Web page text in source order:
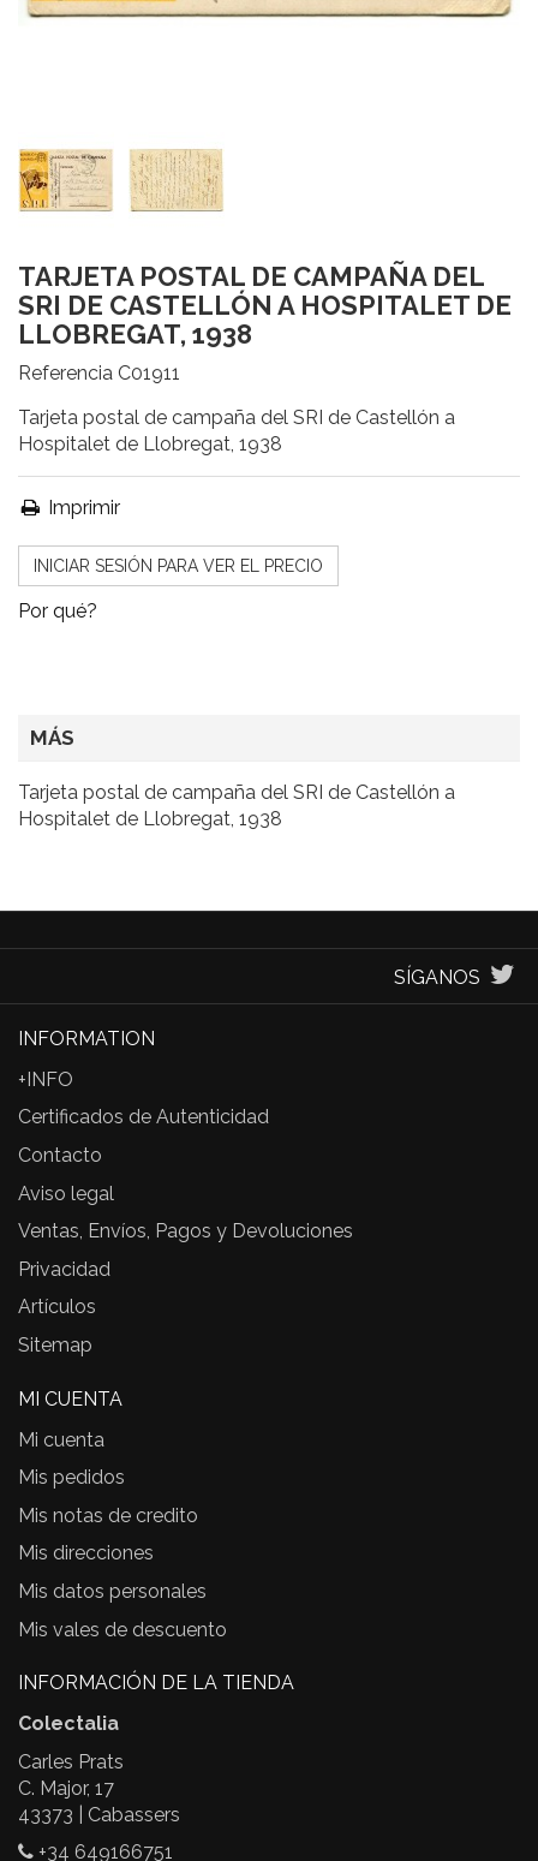
TARJETA POSTAL DE CAMPAÑA DEL
SRI DE CASTELLÓN A HOSPITALET DE
LLOBREGAT, 1938
Referencia C01911
Tarjeta postal de campaña del SRI de Castellón a
Hospitalet de Llobregat, 1938
Imprimir
INICIAR SESIÓN PARA VER EL PRECIO
Por qué?
MÁS
Tarjeta postal de campaña del SRI de Castellón a
Hospitalet de Llobregat, 1938
SÍGANOS
INFORMATION
+INFO
Certificados de Autenticidad
Contacto
Aviso legal
Ventas, Envíos, Pagos y Devoluciones
Privacidad
Artículos
Sitemap
MI CUENTA
Mi cuenta
Mis pedidos
Mis notas de credito
Mis direcciones
Mis datos personales
Mis vales de descuento
INFORMACIÓN DE LA TIENDA
Colectalia
Carles Prats
C. Major, 17
43373 | Cabassers
+34 649166751